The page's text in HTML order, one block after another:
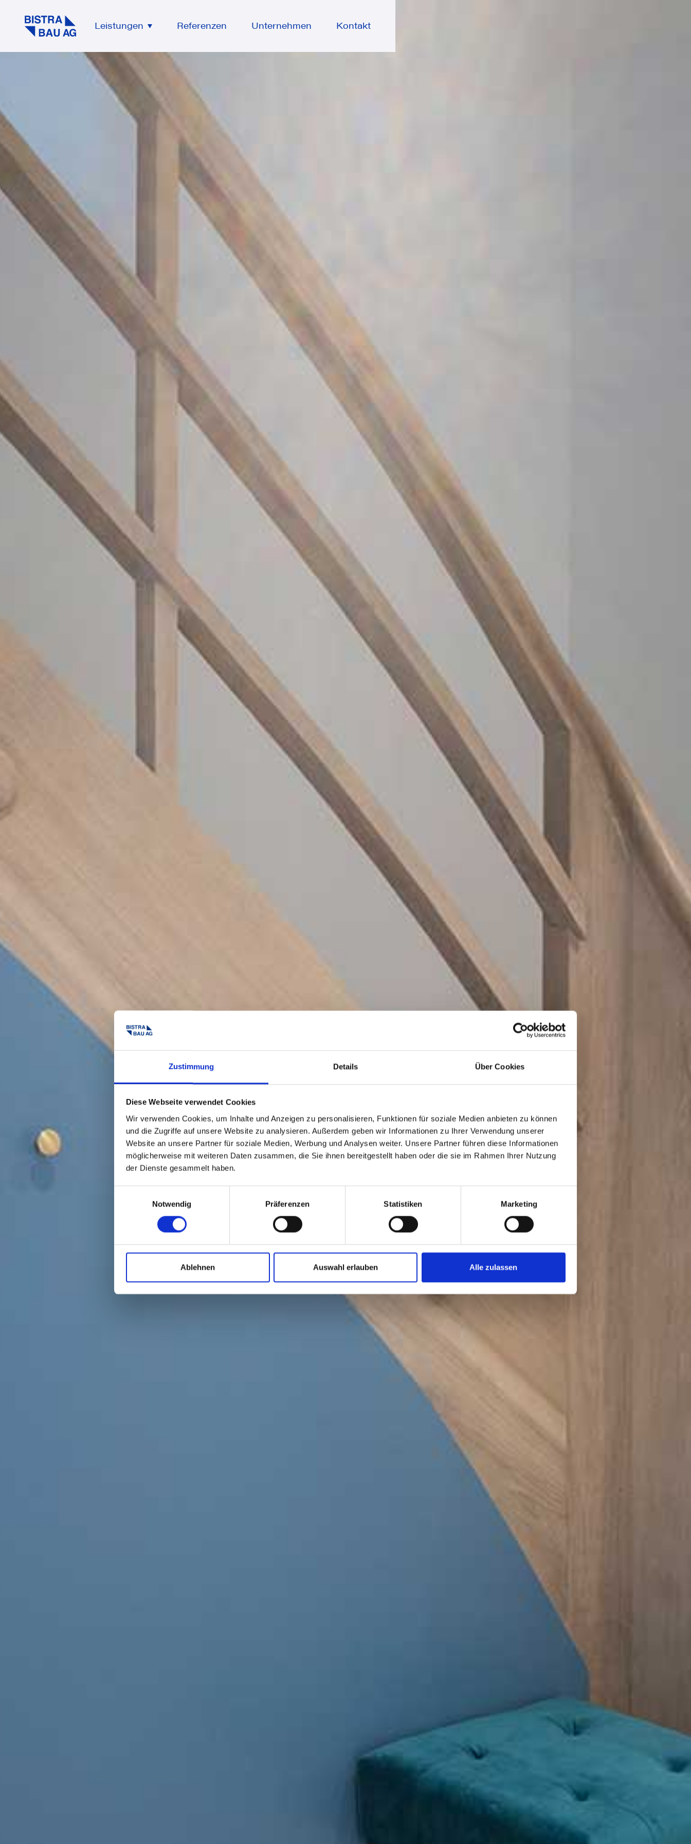
Zustimmung Details Über Cookies
Diese Webseite verwendet Cookies
Wir verwenden Cookies, um Inhalte und Anzeigen zu personalisieren, Funktionen für soziale Medien anbieten zu können
und die Zugriffe auf unsere Website zu analysieren. Außerdem geben wir Informationen zu Ihrer Verwendung unserer
Website an unsere Partner für soziale Medien, Werbung und Analysen weiter. Unsere Partner führen diese Informationen
möglicherweise mit weiteren Daten zusammen, die Sie ihnen bereitgestellt haben oder die sie im Rahmen Ihrer Nutzung
der Dienste gesammelt haben.
Notwendig
Präferenzen Statistiken Marketing
Ablehnen Auswahl erlauben Alle zulassen
Leistungen Referenzen Unternehmen Kontakt